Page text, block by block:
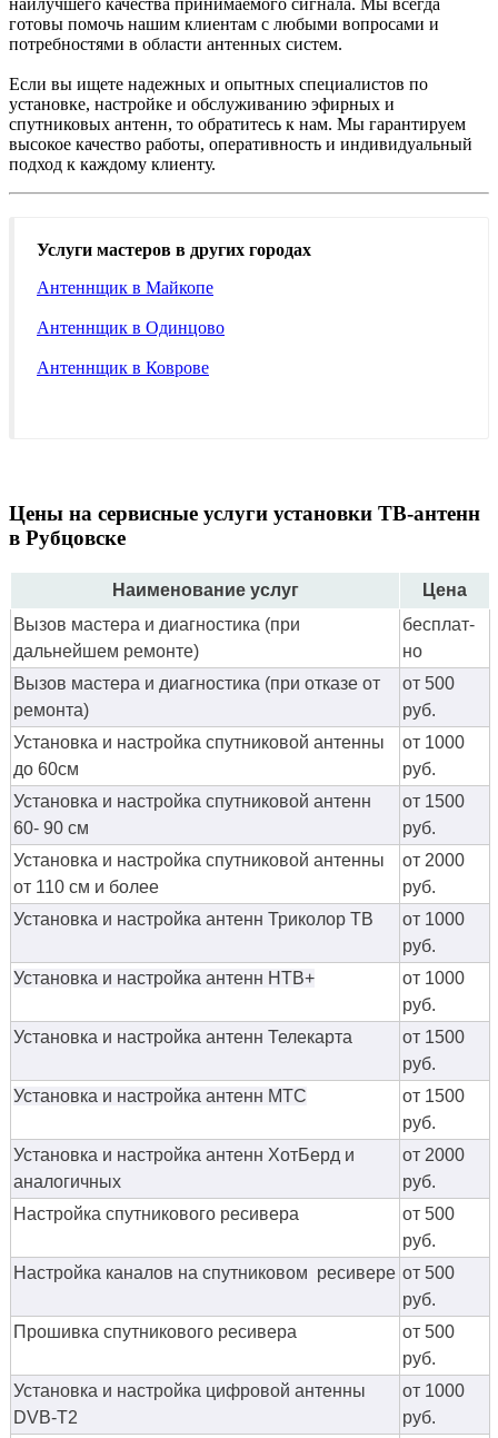
готовы помочь нашим клиентам с любыми вопросами и
потребностями в области антенных систем.
Если вы ищете надежных и опытных специалистов по
установке, настройке и обслуживанию эфирных и
спутниковых антенн, то обратитесь к нам. Мы гарантируем
высокое качество работы, оперативность и индивидуальный
подход к каждому клиенту.
Услуги мастеров в других городах
Антеннщик в Майкопе
Антеннщик в Одинцово
Антеннщик в Коврове
Цены на сервисные услуги установки ТВ-антенн
в Рубцовске
Наименование услуг
Цена
Вызов мастера и диагностика (при
дальнейшем ремонте)
бес­плат­
но
Вызов мастера и диагностика (при отказе от
ремонта)
от 500
руб.
Установка и настройка спутниковой антенны
до 60см
от 1000
руб.
Установка и настройка спутниковой антенн
60- 90 см
от 1500
руб.
Установка и настройка спутниковой антенны
от 110 см и более
от 2000
руб.
Установка и настройка антенн Триколор ТВ
от 1000
руб.
Установка и настройка антенн НТВ+
от 1000
руб.
Установка и настройка антенн Телекарта
от 1500
руб.
Установка и настройка антенн МТС
от 1500
руб.
Установка и настройка антенн ХотБерд и
аналогичных
от 2000
руб.
Настройка спутникового ресивера
от 500
руб.
Настройка каналов на спутниковом ресивере от 500
руб.
Прошивка спутникового ресивера
от 500
руб.
Установка и настройка цифровой антенны
DVB-T2
от 1000
руб.